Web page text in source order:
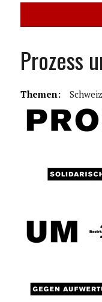
Prozess
Themen: Schweiz